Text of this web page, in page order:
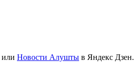
или Новости Алушты в Яндекс Дзен.